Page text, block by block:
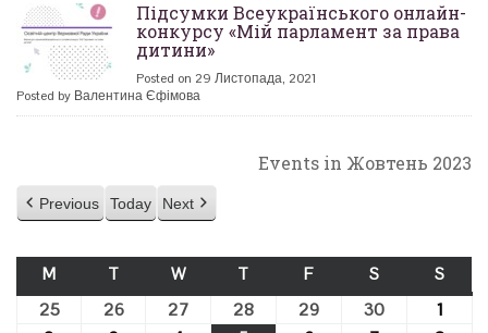
Підсумки Всеукраїнського онлайн-
конкурсу «Мій парламент за права
дитини»
Posted on 29 Листопада, 2021
Posted by Валентина Єфімова
Events in Жовтень 2023
Previous Today Next
MПОНЕДІЛОК
TВІВТОРОК
WСЕРЕДА
T ЧЕТВЕР
FП’ЯТНИЦЯ
SСУБОТА
S
2525.09.2023
2626.09.2023
27 27.09.2023
28 28.09.2023
29 29.09.2023
30 30.09.2023
1